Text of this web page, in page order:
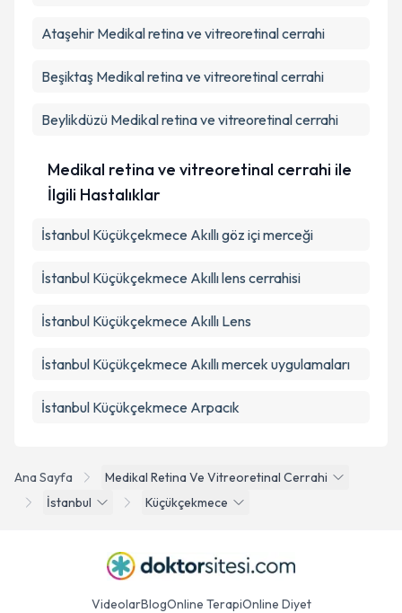
Ana Sayfa
Medikal Retina Ve Vitreoretinal Cerrahi
İstanbul
Küçükçekmece
Ataşehir Medikal retina ve vitreoretinal cerrahi
Beşiktaş Medikal retina ve vitreoretinal cerrahi
Beylikdüzü Medikal retina ve vitreoretinal cerrahi
Medikal retina ve vitreoretinal cerrahi ile
İlgili Hastalıklar
İstanbul Küçükçekmece Akıllı göz içi merceği
İstanbul Küçükçekmece Akıllı lens cerrahisi
İstanbul Küçükçekmece Akıllı Lens
İstanbul Küçükçekmece Akıllı mercek uygulamaları
İstanbul Küçükçekmece Arpacık
VideolarBlogOnline TerapiOnline Diyet